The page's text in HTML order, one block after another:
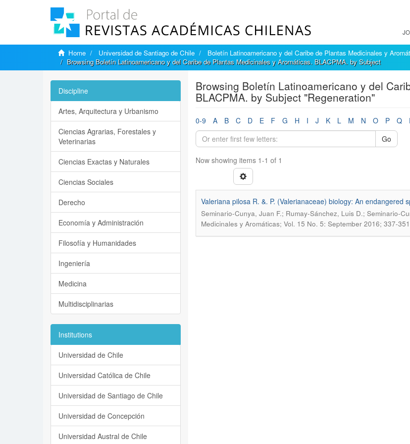
Home Universidad de Santiago de Chile
Boletín Latinoamericano y del Caribe de Plantas Medicinales y
Browsing Boletín Latinoamericano y del Caribe de Plantas Medicinales y Aromáticas. BLACPMA. by Subject
Browsing Boletín Latinoamericano y del
BLACPMA. by Subject "Regeneration"
0-9 A B C D E F G H I J K L M N O P Q
Go
Now showing items 1-1 of 1
Valeriana pilosa R. &. P. (Valerianaceae) biology: An endangered
Seminario-Cunya, Juan F.; Rumay-Sánchez, Luis D.; Seminario-
Medicinales y Aromáticas; Vol. 15 No. 5: September 2016; 337-351
Discipline
Artes, Arquitectura y Urbanismo
Ciencias Agrarias, Forestales y
Veterinarias
Ciencias Exactas y Naturales
Ciencias Sociales
Derecho
Economía y Administración
Filosofía y Humanidades
Ingeniería
Medicina
Multidisciplinarias
Institutions
Universidad de Chile
Universidad Católica de Chile
Universidad de Santiago de Chile
Universidad de Concepción
Universidad Austral de Chile